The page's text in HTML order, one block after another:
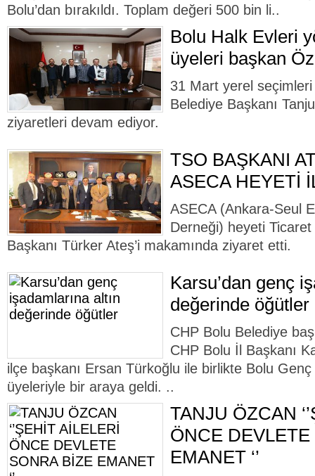
Bolu’dan bırakıldı. Toplam değeri 500 bin li..
Bolu Halk Evleri
üyeleri başkan
31 Mart yerel seçimleri
Belediye Başkanı
ziyaretleri devam ediyor.
TSO BAŞKANI
ASECA HEYETİ
ASECA (Ankara-Seul
Derneği) heyeti
Başkanı Türker Ateş’i makamında ziyaret etti.
Karsu’dan genç
değerinde öğütler
CHP Bolu Belediye
CHP Bolu İl Başkanı
ilçe başkanı Ersan Türkoğlu ile birlikte Bolu
üyeleriyle bir araya geldi. ..
TANJU ÖZCAN
ÖNCE
EMANET ‘’